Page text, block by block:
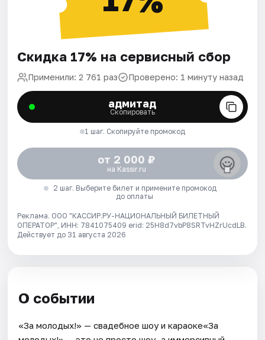
Скидка 17% на сервисный сбор
Применили: 2 761 раз Проверено: 1 минуту назад
адмитад
Скопировать
1 шаг. Скопируйте промокод
от 2 000 ₽
на Kassir.ru
2 шаг. Выберите билет и примените промокод
до оплаты
Реклама. ООО "КАССИР.РУ-НАЦИОНАЛЬНЫЙ БИЛЕТНЫЙ
ОПЕРАТОР", ИНН: 7841075409 erid: 25H8d7vbP8SRTvHZrUcdLB.
Действует до 31 августа 2026
О событии
«За молодых!» — свадебное шоу и караоке«За